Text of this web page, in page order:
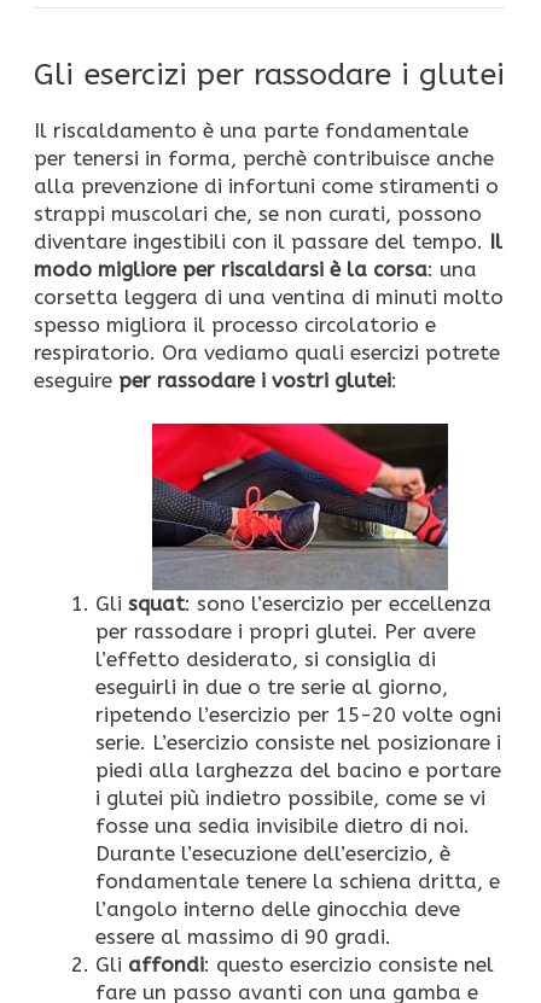
Gli esercizi per rassodare i glutei
Il riscaldamento è una parte fondamentale
per tenersi in forma, perchè contribuisce anche
alla prevenzione di infortuni come stiramenti o
strappi muscolari che, se non curati, possono
diventare ingestibili con il passare del tempo. Il
modo migliore per riscaldarsi è la corsa: una
corsetta leggera di una ventina di minuti molto
spesso migliora il processo circolatorio e
respiratorio. Ora vediamo quali esercizi potrete
eseguire per rassodare i vostri glutei:
Gli squat: sono l’esercizio per eccellenza
per rassodare i propri glutei. Per avere
l’effetto desiderato, si consiglia di
eseguirli in due o tre serie al giorno,
ripetendo l’esercizio per 15-20 volte ogni
serie. L’esercizio consiste nel posizionare i
piedi alla larghezza del bacino e portare
i glutei più indietro possibile, come se vi
fosse una sedia invisibile dietro di noi.
Durante l’esecuzione dell’esercizio, è
fondamentale tenere la schiena dritta, e
l’angolo interno delle ginocchia deve
essere al massimo di 90 gradi.
Gli affondi: questo esercizio consiste nel
fare un passo avanti con una gamba e